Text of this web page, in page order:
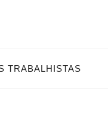
TRABALHISTAS